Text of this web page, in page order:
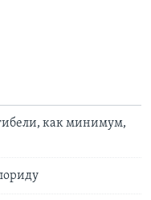
как минимум,